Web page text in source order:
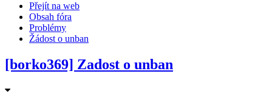
Přejít na web
Obsah fóra
Problémy
Žádost o unban
[borko369] Zadost o unban